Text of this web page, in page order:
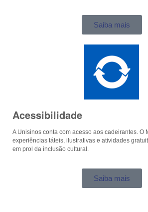
Saiba mais
Acessibilidade
A Unisinos conta com acesso aos cadeirantes. O
experiências táteis, ilustrativas e atividades
em prol da inclusão cultural.
Saiba mais